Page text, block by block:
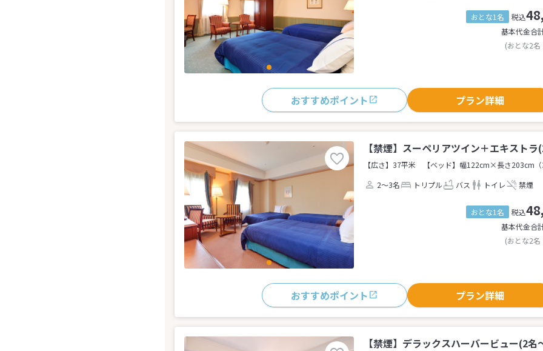
おとな1名 税込
基本代金合
(おとな2
おすすめポイント プラン詳細
【禁煙】スーペリアツイン＋エキスト
【広さ】37平米
【ベッド】幅122cm×長さ203cm（
2～3名
トリプル バス トイレ 禁煙
おとな1名 税込
基本代金合
(おとな2
おすすめポイント プラン詳細
【禁煙】デラックスハーバービュー(2名